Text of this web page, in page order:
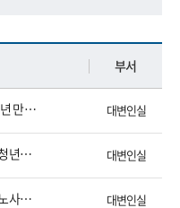
부서
사회적 대화 Brief 2026-8호(#노사정, 18년 만에 해외 공동방문 산업전환과 사회적 대화 해법 모색) 대변인실
사회적 대화 Brief 2026-7호(#경사노위, 청년일자리 정책 사회적 대화 개시 「청년일자리 희망 위원회」 출범) 대변인실
사회적 대화 Brief 2026-6호(#경사노위, 노사정대표와 오찬 간담회) 대변인실